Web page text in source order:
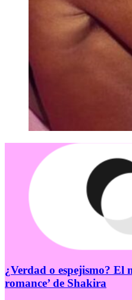
¿Verdad o espejismo? El
romance’ de Shakira